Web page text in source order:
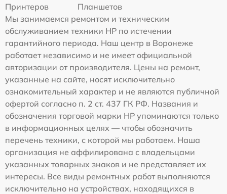
Принтеров
Планшетов
Мы занимаемся ремонтом и техническим
обслуживанием техники HP по истечении
гарантийного периода. Наш центр в Воронеже
работает независимо и не имеет официальной
авторизации от производителя. Цены на ремонт,
указанные на сайте, носят исключительно
ознакомительный характер и не являются публичной
офертой согласно п. 2 ст. 437 ГК РФ. Названия и
обозначения торговой марки HP упоминаются только
в информационных целях — чтобы обозначить
перечень техники, с которой мы работаем. Наша
организация не аффилирована с владельцами
указанных товарных знаков и не представляет их
интересы. Все виды ремонтных работ выполняются
исключительно на устройствах, находящихся в